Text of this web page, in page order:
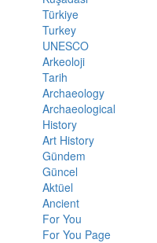
Türkiye
Turkey
UNESCO
Arkeoloji
Tarih
Archaeology
Archaeological
History
Art History
Gündem
Güncel
Aktüel
Ancient
For You
For You Page